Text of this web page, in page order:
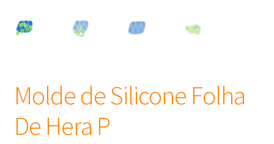
Óleos
Molde de Silicone Folha
De Hera P